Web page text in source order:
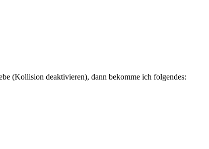
(Kollision deaktivieren), dann bekomme ich folgendes: